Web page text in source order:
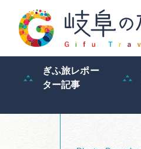
ぎふ旅レポー
ター記事